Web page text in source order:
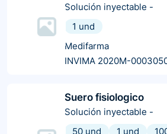
Solución inyectable -
1 und
Medifarma
INVIMA 2020M-
Suero fisiologico
Solución inyectable -
50 und
1 und